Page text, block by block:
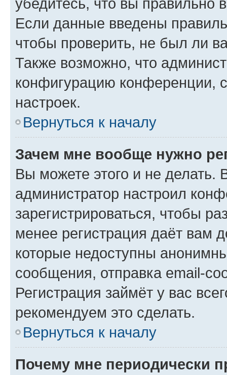
Если данные введены
чтобы проверить, не был ли
Также возможно, что
конфигурацию конференции,
настроек.
Вернуться к началу
Зачем мне вообще нужно
Вы можете этого и не делать.
администратор настроил
зарегистрироваться, чтобы
менее регистрация даёт вам
которые недоступны
сообщения, отправка email-
Регистрация займёт у вас
рекомендуем это сделать.
Вернуться к началу
Почему мне периодически